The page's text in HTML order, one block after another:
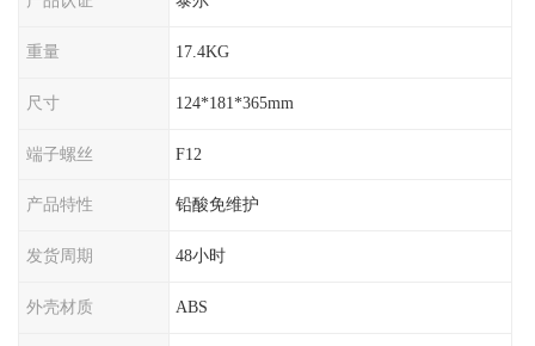
重量 17.4KG
尺寸 124*181*365mm
端子螺丝 F12
产品特性 铅酸免维护
发货周期 48小时
外壳材质 ABS